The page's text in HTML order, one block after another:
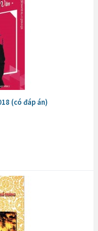
(có đáp án)